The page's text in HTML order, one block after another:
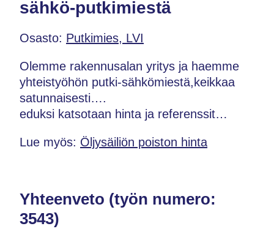
sähkö-putkimiestä
Osasto: Putkimies, LVI
Olemme rakennusalan yritys ja haemme
yhteistyöhön putki-sähkömiestä,keikkaa
satunnaisesti….
eduksi katsotaan hinta ja referenssit…
Lue myös: Öljysäiliön poiston hinta
Yhteenveto (työn numero:
3543)